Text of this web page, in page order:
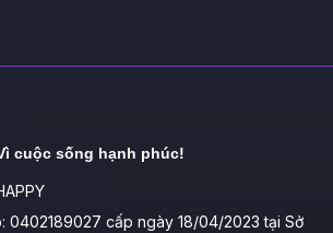
cuộc sống hạnh phúc!
0402189027 cấp ngày 18/04/2023 tại Sở